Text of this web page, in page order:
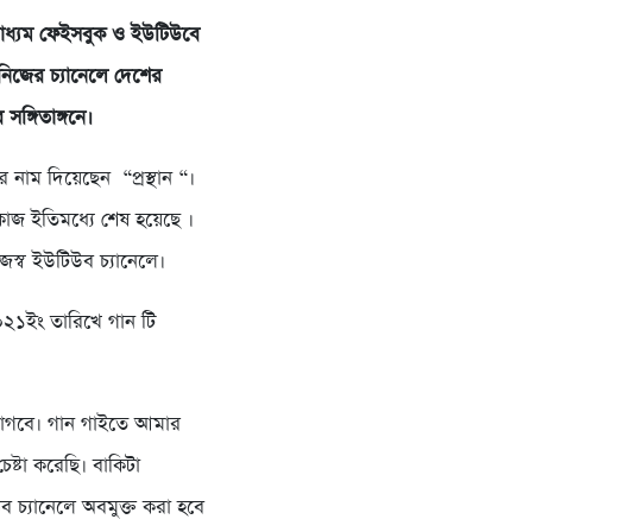
ফেইসবুক ও ইউটিউবে
চ্যানেলে দেশের
দিয়েছেন “প্রস্থান “।
ইতিমধ্যে শেষ হয়েছে ।
ইউটিউব চ্যানেলে।
তারিখে গান টি
গান গাইতে আমার
করেছি। বাকিটা
চ্যানেলে অবমুক্ত করা হবে